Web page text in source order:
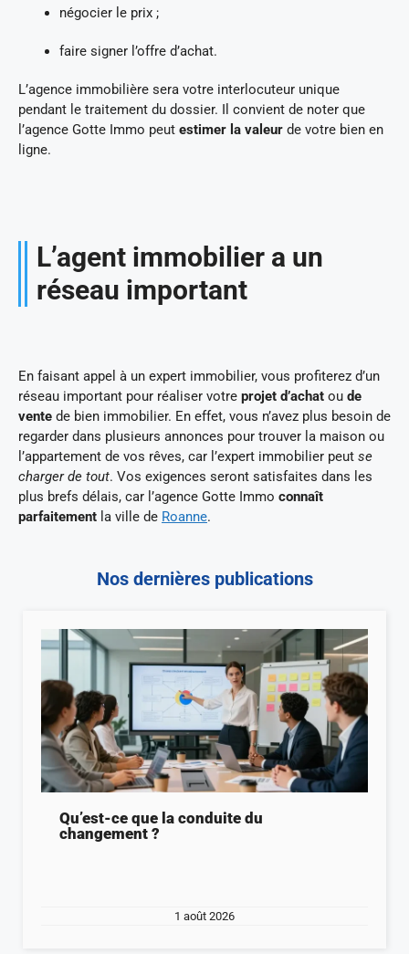
négocier le prix ;
faire signer l’offre d’achat.
L’agence immobilière sera votre interlocuteur unique
pendant le traitement du dossier. Il convient de noter que
l’agence Gotte Immo peut estimer la valeur de votre bien en
ligne.
L’agent immobilier a un
réseau important
En faisant appel à un expert immobilier, vous profiterez d’un
réseau important pour réaliser votre projet d’achat ou de
vente de bien immobilier. En effet, vous n’avez plus besoin de
regarder dans plusieurs annonces pour trouver la maison ou
l’appartement de vos rêves, car l’expert immobilier peut se
charger de tout. Vos exigences seront satisfaites dans les
plus brefs délais, car l’agence Gotte Immo connaît
parfaitement la ville de Roanne.
Nos dernières publications
Qu’est-ce que la conduite du
changement ?
1 août 2026